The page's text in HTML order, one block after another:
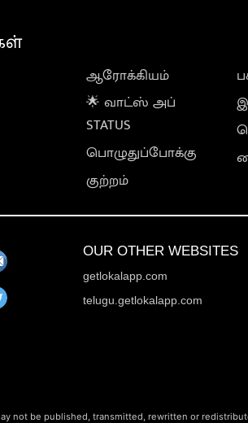
ஆரோக்கியம்
🌟 வாட்ஸ் அப்
STATUS
பொழுதுப்போக்கு
குற்றம்
OUR OTHER WEBSITES
getlokalapp.com
telugu.getlokalapp.com
not be published, transmitted, rewritten or